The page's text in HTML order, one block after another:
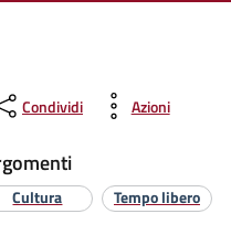
Condividi Azioni
Cultura Tempo libero